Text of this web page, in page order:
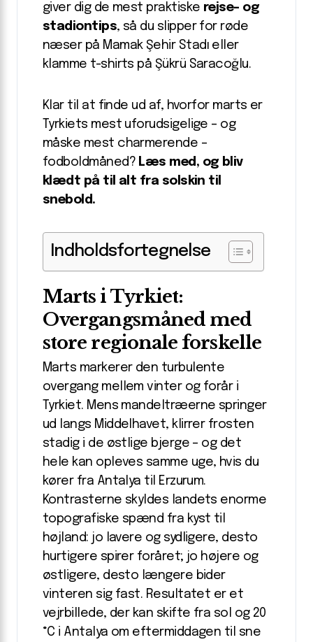
giver dig de mest praktiske rejse- og
stadiontips, så du slipper for røde
næser på Mamak Şehir Stadı eller
klamme t-shirts på Şükrü Saracoğlu.
Klar til at finde ud af, hvorfor marts er
Tyrkiets mest uforudsigelige – og
måske mest charmerende –
fodboldmåned? Læs med, og bliv
klædt på til alt fra solskin til
snebold.
Indholdsfortegnelse
Marts i Tyrkiet:
Overgangsmåned med
store regionale forskelle
Marts markerer den turbulente
overgang mellem vinter og forår i
Tyrkiet. Mens mandeltræerne springer
ud langs Middelhavet, klirrer frosten
stadig i de østlige bjerge – og det
hele kan opleves samme uge, hvis du
kører fra Antalya til Erzurum.
Kontrasterne skyldes landets enorme
topografiske spænd fra kyst til
højland: jo lavere og sydligere, desto
hurtigere spirer foråret; jo højere og
østligere, desto længere bider
vinteren sig fast. Resultatet er et
vejrbillede, der kan skifte fra sol og 20
°C i Antalya om eftermiddagen til sne